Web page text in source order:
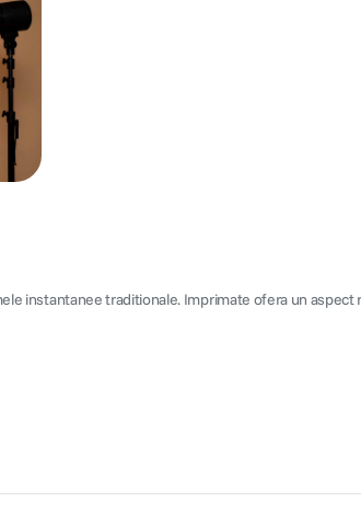
instantanee traditionale. Imprimate ofera un